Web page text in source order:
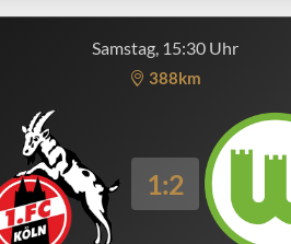
Samstag, 15:30 Uhr
388km
1:2